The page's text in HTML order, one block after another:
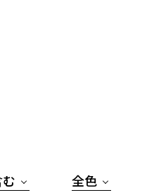
全色